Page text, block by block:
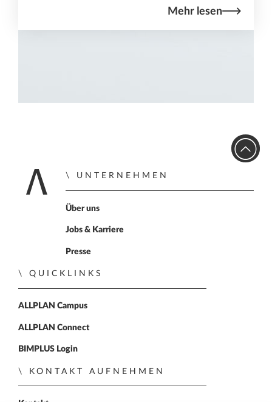
Mehr lesen
Home
UNTERNEHMEN
Über uns
Jobs & Karriere
Presse
QUICKLINKS
ALLPLAN Campus
ALLPLAN Connect
BIMPLUS Login
KONTAKT AUFNEHMEN